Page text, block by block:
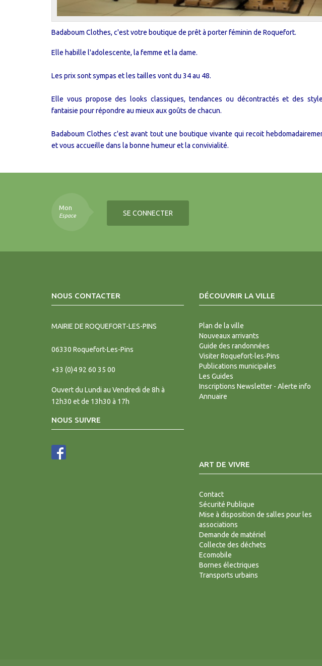
Badaboum Clothes, c'est votre boutique de prêt à porter féminin de Roquefort.
Elle habille l'adolescente, la femme et la dame.
Les prix sont sympas et les tailles vont du 34 au 48.
Elle vous propose des looks classiques, tendances ou décontractés et des
fantaisie pour répondre au mieux aux goûts de chacun.
Badaboum Clothes c'est avant tout une boutique vivante qui recoit
et vous accueille dans la bonne humeur et la convivialité.
Mon
Espace SE CONNECTER
NOUS CONTACTER
MAIRIE DE ROQUEFORT-LES-PINS
06330 Roquefort-Les-Pins
+33 (0)4 92 60 35 00
Ouvert du Lundi au Vendredi de 8h à
12h30 et de 13h30 à 17h
NOUS SUIVRE
DÉCOUVRIR LA VILLE
Plan de la ville
Nouveaux arrivants
Guide des randonnées
Visiter Roquefort-les-Pins
Publications municipales
Les Guides
Inscriptions Newsletter - Alerte info
Annuaire
ART DE VIVRE
Contact
Sécurité Publique
Mise à disposition de salles pour les
associations
Demande de matériel
Collecte des déchets
Ecomobile
Bornes électriques
Transports urbains